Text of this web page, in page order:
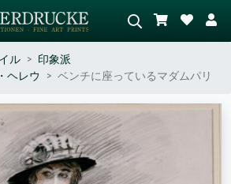
ルで検索
象派、北
シーンを説明してください – 例：
緑の草原、赤の多い抽象画、暗い
油絵、木のそばの立ち姿のヌー
ド。
ル
印象派
ヘレウ
ベンチに座っているマダムパリ